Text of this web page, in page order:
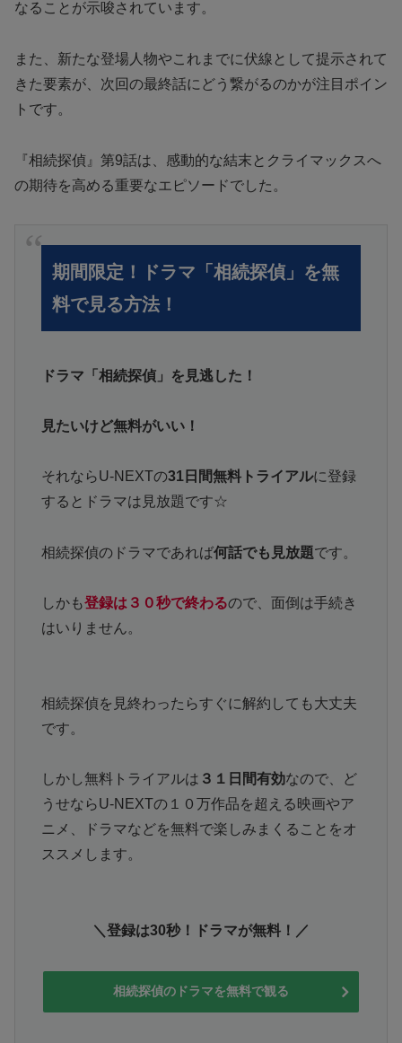
なることが示唆されています。
また、新たな登場人物やこれまでに伏線として提示されて
きた要素が、次回の最終話にどう繋がるのかが注目ポイン
トです。
『相続探偵』第9話は、感動的な結末とクライマックスへ
の期待を高める重要なエピソードでした。
期間限定！ドラマ「相続探偵」を無
料で見る方法！
ドラマ「相続探偵」を見逃した！
見たいけど無料がいい！
それならU-NEXTの31日間無料トライアルに登録
するとドラマは見放題です☆
相続探偵のドラマであれば何話でも見放題です。
しかも登録は３０秒で終わるので、面倒は手続き
はいりません。
相続探偵を見終わったらすぐに解約しても大丈夫
です。
しかし無料トライアルは ３１日間有効なので、ど
うせならU-NEXTの１０万作品を超える映画やア
ニメ、ドラマなどを無料で楽しみまくることをオ
ススメします。
＼登録は30秒！ドラマが無料！／
相続探偵のドラマを無料で観る